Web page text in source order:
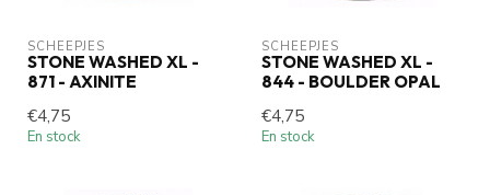
SCHEEPJES
STONE WASHED XL -
871 - AXINITE
€4,75
En stock
SCHEEPJES
STONE WASHED XL -
844 - BOULDER OPAL
€4,75
En stock